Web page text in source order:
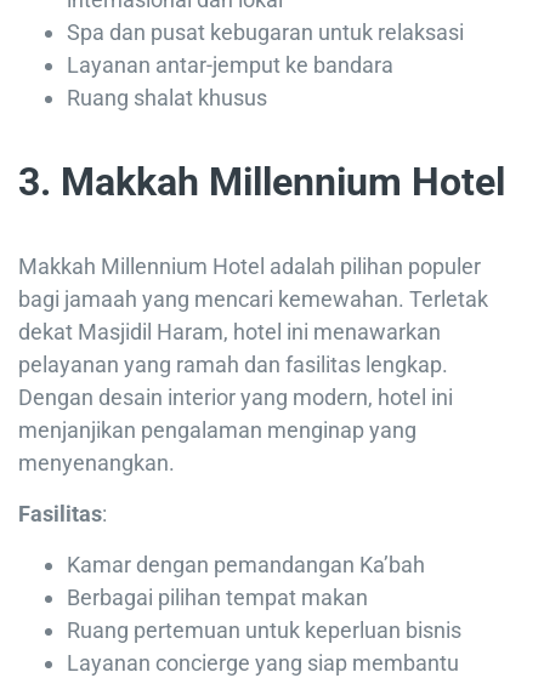
Spa dan pusat kebugaran untuk relaksasi
Layanan antar-jemput ke bandara
Ruang shalat khusus
3. Makkah Millennium Hotel
Makkah Millennium Hotel adalah pilihan populer
bagi jamaah yang mencari kemewahan. Terletak
dekat Masjidil Haram, hotel ini menawarkan
pelayanan yang ramah dan fasilitas lengkap.
Dengan desain interior yang modern, hotel ini
menjanjikan pengalaman menginap yang
menyenangkan.
Fasilitas:
Kamar dengan pemandangan Ka’bah
Berbagai pilihan tempat makan
Ruang pertemuan untuk keperluan bisnis
Layanan concierge yang siap membantu